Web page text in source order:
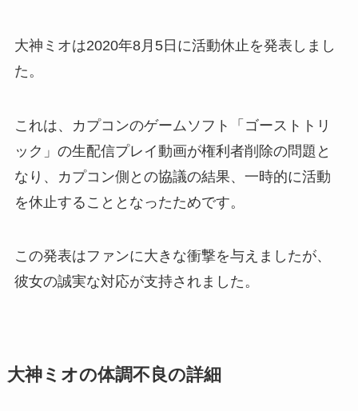
大神ミオは2020年8月5日に活動休止を発表しまし
た。
これは、カプコンのゲームソフト「ゴーストトリ
ック」の生配信プレイ動画が権利者削除の問題と
なり、カプコン側との協議の結果、一時的に活動
を休止することとなったためです。
この発表はファンに大きな衝撃を与えましたが、
彼女の誠実な対応が支持されました。
大神ミオの体調不良の詳細